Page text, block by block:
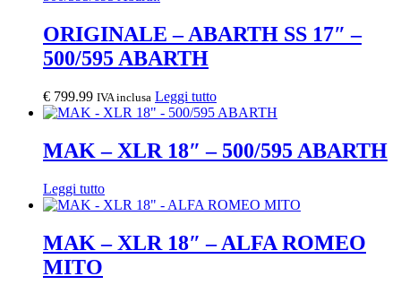
ORIGINALE – ABARTH SS 17″ –
500/595 ABARTH
€ 799.99 IVA inclusa Leggi tutto
MAK – XLR 18″ – 500/595 ABARTH
Leggi tutto
MAK – XLR 18″ – ALFA ROMEO
MITO